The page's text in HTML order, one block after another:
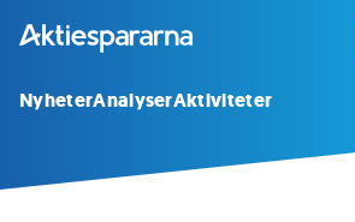
NyheterAnalyserAktiviteter